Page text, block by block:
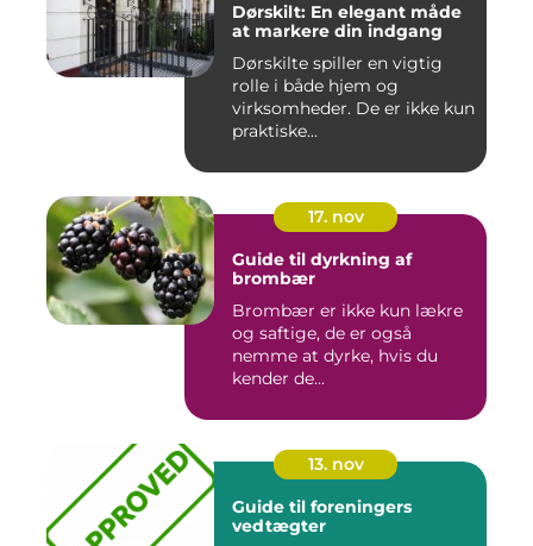
Dørskilt: En elegant måde
at markere din indgang
Dørskilte spiller en vigtig
rolle i både hjem og
virksomheder. De er ikke kun
praktiske...
17. nov
Guide til dyrkning af
brombær
Brombær er ikke kun lækre
og saftige, de er også
nemme at dyrke, hvis du
kender de...
13. nov
Guide til foreningers
vedtægter